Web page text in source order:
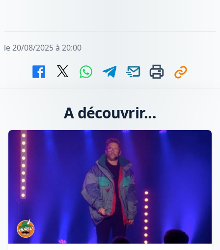
le 20/08/2025 à 20:00
A découvrir...